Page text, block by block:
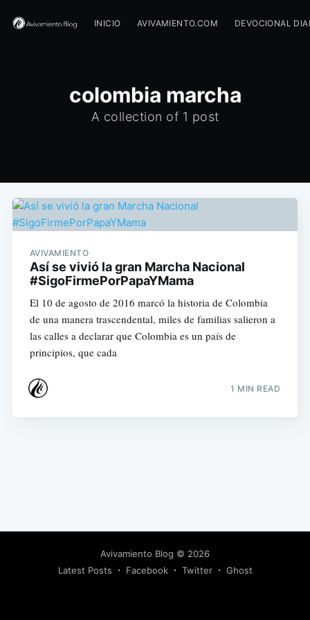
INICIO AVIVAMIENTO.COM DEVOCIONAL
colombia marcha
A collection of 1 post
AVIVAMIENTO
Así se vivió la gran Marcha Nacional
#SigoFirmePorPapaYMama
El 10 de agosto de 2016 marcó la historia de Colombia
de una manera trascendental, miles de familias salieron a
las calles a declarar que Colombia es un país de
principios, que cada
1 MIN READ
Avivamiento Blog © 2026
Latest Posts
Facebook Twitter Ghost